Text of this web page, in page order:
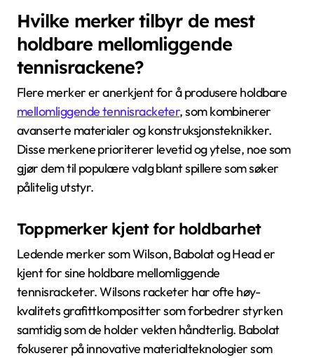
Hvilke merker tilbyr de mest
holdbare mellomliggende
tennisrackene?
Flere merker er anerkjent for å produsere holdbare
mellomliggende tennisracketer, som kombinerer
avanserte materialer og konstruksjonsteknikker.
Disse merkene prioriterer levetid og ytelse, noe som
gjør dem til populære valg blant spillere som søker
pålitelig utstyr.
Toppmerker kjent for holdbarhet
Ledende merker som Wilson, Babolat og Head er
kjent for sine holdbare mellomliggende
tennisracketer. Wilsons racketer har ofte høy-
kvalitets grafittkompositter som forbedrer styrken
samtidig som de holder vekten håndterlig. Babolat
fokuserer på innovative materialteknologier som